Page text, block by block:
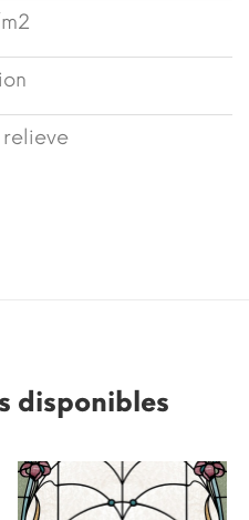
relieve
disponibles